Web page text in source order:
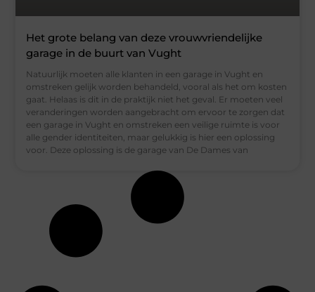
Het grote belang van deze vrouwvriendelijke
garage in de buurt van Vught
Natuurlijk moeten alle klanten in een garage in Vught en
omstreken gelijk worden behandeld, vooral als het om kosten
gaat. Helaas is dit in de praktijk niet het geval. Er moeten veel
veranderingen worden aangebracht om ervoor te zorgen dat
een garage in Vught en omstreken een veilige ruimte is voor
alle gender identiteiten, maar gelukkig is hier een oplossing
voor. Deze oplossing is de garage van De Dames van